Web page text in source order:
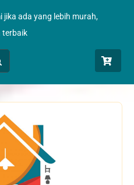
jika ada yang lebih murah,
terbaik